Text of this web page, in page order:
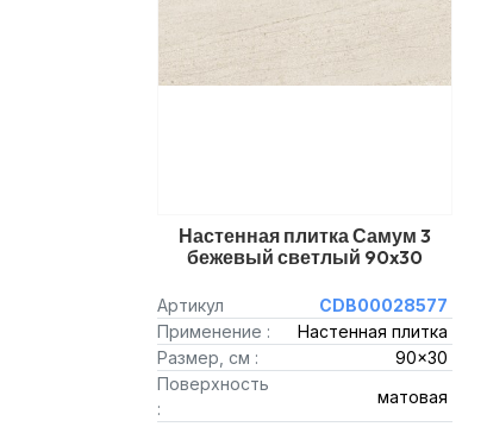
Настенная плитка Самум 3
бежевый светлый 90x30
Артикул
CDB00028577
Применение :
Настенная плитка
Размер, см :
90x30
Поверхность
:
матовая